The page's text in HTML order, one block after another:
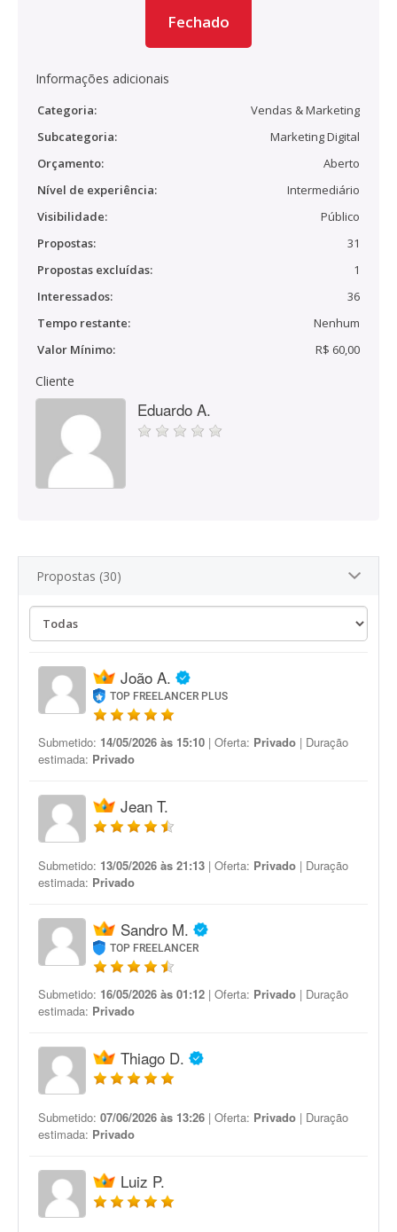
Fechado
Informações adicionais
Categoria:
Vendas & Marketing
Subcategoria:
Marketing Digital
Orçamento:
Aberto
Nível de experiência:
Intermediário
Visibilidade:
Público
Propostas:
31
Propostas excluídas:
1
Interessados:
36
Tempo restante:
Nenhum
Valor Mínimo:
R$ 60,00
Cliente
Eduardo A.
Propostas (30)
João A.
TOP FREELANCER PLUS
Submetido: 14/05/2026 às 15:10 | Oferta: Privado | Duração
estimada: Privado
Jean T.
Submetido: 13/05/2026 às 21:13 | Oferta: Privado | Duração
estimada: Privado
Sandro M.
TOP FREELANCER
Submetido: 16/05/2026 às 01:12 | Oferta: Privado | Duração
estimada: Privado
Thiago D.
Submetido: 07/06/2026 às 13:26 | Oferta: Privado | Duração
estimada: Privado
Luiz P.